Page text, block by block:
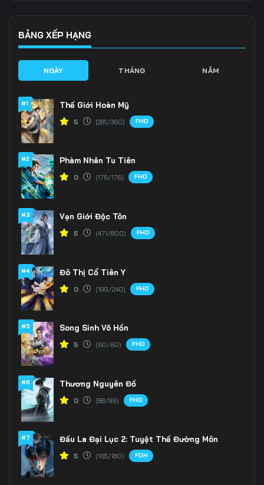
139 140 141
142 143 144
145 146
148 149
151 152
154 155
160 161
163
166 167
169
172 173
175
178 179
181
184 185 186
187 188
BẢNG XẾP HẠNG
NGÀY THÁNG NĂM
#1 Thế Giới Hoàn Mỹ
5 (281/360) FHD
#2 Phàm Nhân Tu Tiên
0 (176/176) FHD
#3 Vạn Giới Độc Tôn
5 (471/800) FHD
#4 Đô Thị Cổ Tiên Y
0 (199/240) FHD
#5 Song Sinh Võ Hồn
5 (60/60) FHD
#6 Thương Nguyên Đồ
0 (88/99) FHD
#7 Đấu La Đại Lục 2: Tuyệt Thế Đường Môn
5 (165/180) FDH